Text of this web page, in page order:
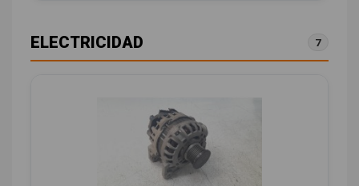
ELECTRICIDAD 7